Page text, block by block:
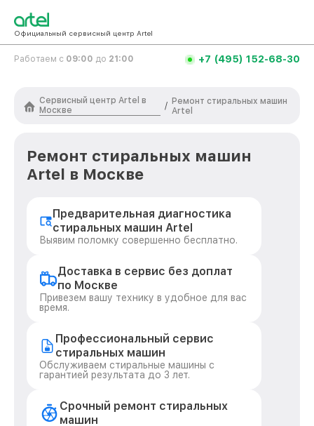
Официальный сервисный центр Artel
Работаем с 09:00 до 21:00 +7 (495) 152-68-30
Сервисный центр Artel в
Москве
/ Ремонт стиральных машин
Artel
Ремонт стиральных машин
Artel в Москве
Предварительная диагностика
стиральных машин Artel
Выявим поломку совершенно бесплатно.
Доставка в сервис без доплат
по Москве
Привезем вашу технику в удобное для вас
время.
Профессиональный сервис
стиральных машин
Обслуживаем стиральные машины с
гарантией результата до 3 лет.
Срочный ремонт стиральных
машин